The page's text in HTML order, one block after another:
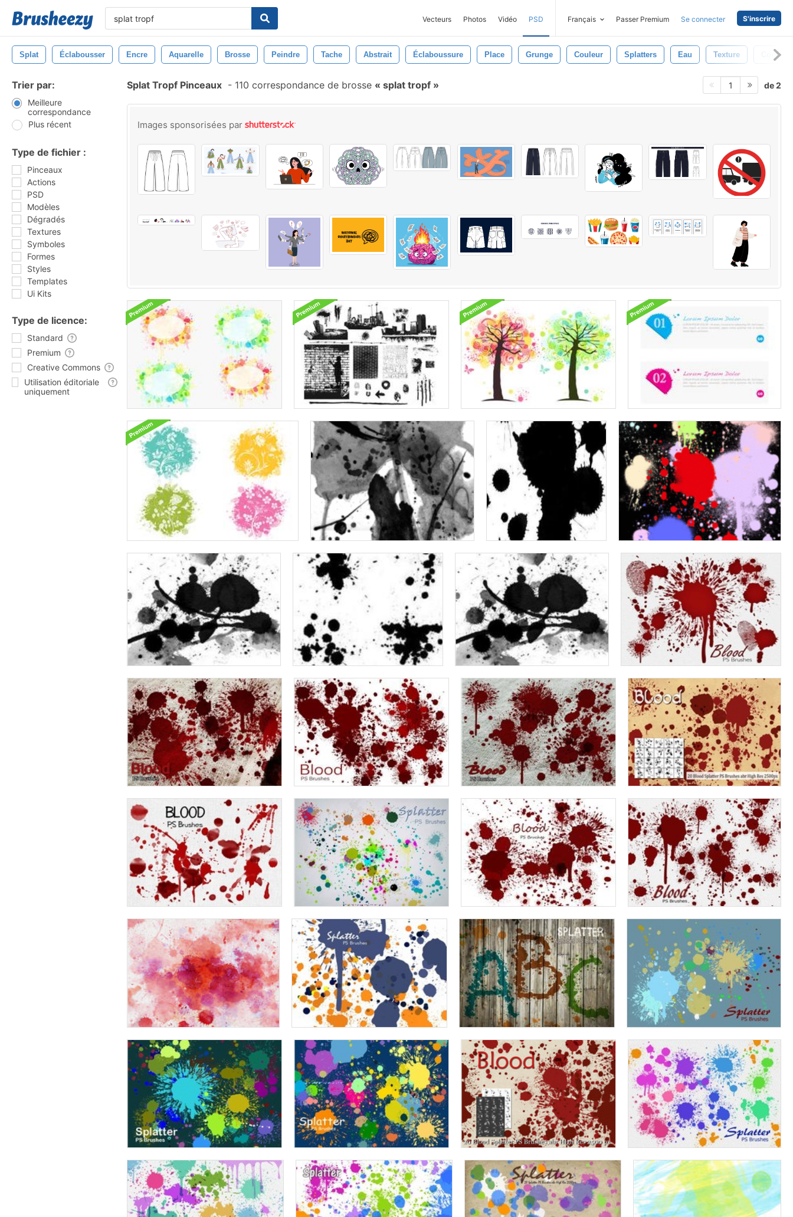
Vecteurs Photos Vidéo PSD Français Passer Premium Se connecter S'inscrire
Splat Éclabousser Encre Aquarelle Brosse Peindre Tache Abstrait Éclaboussure Place Grunge Couleur Splatters Eau Texture Contexte
Trier par:
Meilleure
correspondance
Plus récent
Type de fichier :
Pinceaux
Actions
PSD
Modèles
Dégradés
Textures
Symboles
Formes
Styles
Templates
Ui Kits
Type de licence:
Standard
Premium
Creative Commons
Utilisation éditoriale
uniquement
Splat Tropf Pinceaux - 110 correspondance de brosse splat tropf 1 de 2
Images sponsorisées par